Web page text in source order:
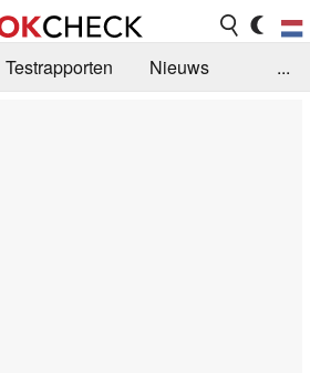
Testrapporten
Nieuws
...